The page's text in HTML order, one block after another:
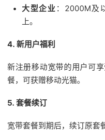
大型企业 ：2000M及
上。
4. 新用户福利
新注册移动宽带的用户可
餐，可获赠移动光猫。
5. 套餐续订
宽带套餐到期后，续订原套